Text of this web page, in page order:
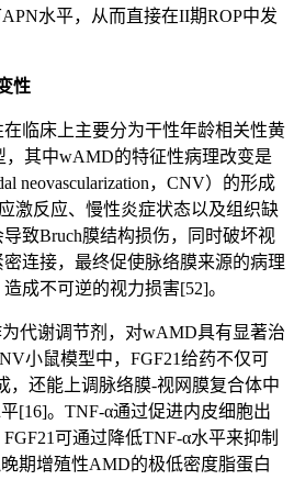
水平，从而直接在II期ROP中发
性
临床上主要分为干性年龄相关性黄
其中wAMD的特征性病理改变是
neovascularization，CNV）的形成
激反应、慢性炎症状态以及组织缺
致Bruch膜结构损伤，同时破坏视
连接，最终促使脉络膜来源的病理
成不可逆的视力损害[52]。
代谢调节剂，对wAMD具有显著治
小鼠模型中，FGF21给药不仅可
，还能上调脉络膜-视网膜复合体中
[16]。TNF-α通过促进内皮细胞出
可通过降低TNF-α水平来抑制
期增殖性AMD的极低密度脂蛋白